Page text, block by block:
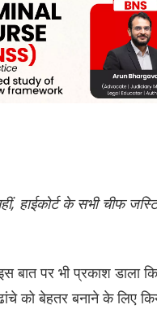
हाईकोर्ट के सभी चीफ
बात पर भी प्रकाश डाला
को बेहतर बनाने के लिए